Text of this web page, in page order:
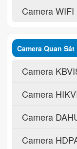
Camera WIFI
Camera Quan Sát
Camera
Camera
Camera
Camera